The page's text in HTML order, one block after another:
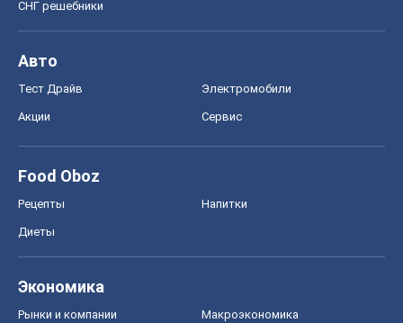
СНГ решебники
Авто
Тест Драйв Электромобили
Акции Сервис
Food Oboz
Рецепты Напитки
Диеты
Экономика
Рынки и компании Mакроэкономика